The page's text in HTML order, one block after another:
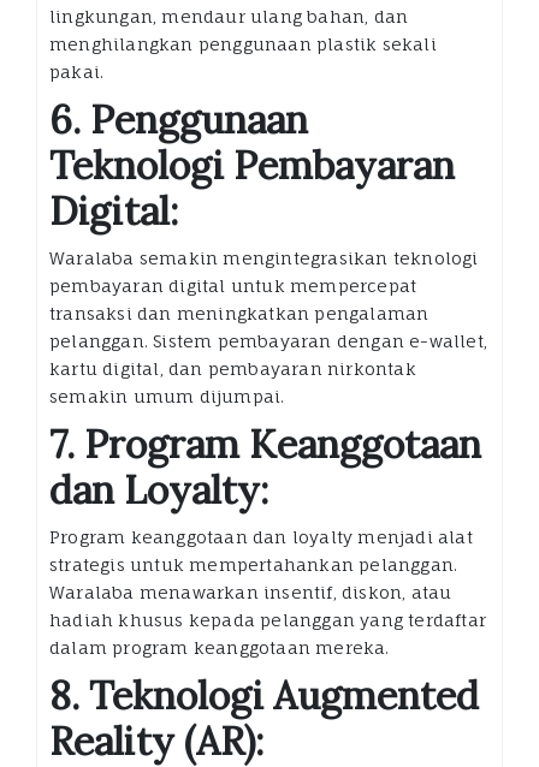
lingkungan, mendaur ulang bahan, dan
menghilangkan penggunaan plastik sekali
pakai.
6. Penggunaan
Teknologi Pembayaran
Digital:
Waralaba semakin mengintegrasikan teknologi
pembayaran digital untuk mempercepat
transaksi dan meningkatkan pengalaman
pelanggan. Sistem pembayaran dengan e-wallet,
kartu digital, dan pembayaran nirkontak
semakin umum dijumpai.
7. Program Keanggotaan
dan Loyalty:
Program keanggotaan dan loyalty menjadi alat
strategis untuk mempertahankan pelanggan.
Waralaba menawarkan insentif, diskon, atau
hadiah khusus kepada pelanggan yang terdaftar
dalam program keanggotaan mereka.
8. Teknologi Augmented
Reality (AR):